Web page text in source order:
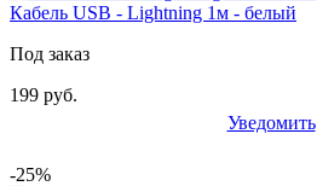
Кабель USB - Lightning 1м - белый
Под заказ
199 руб.
Уведомить
-25%